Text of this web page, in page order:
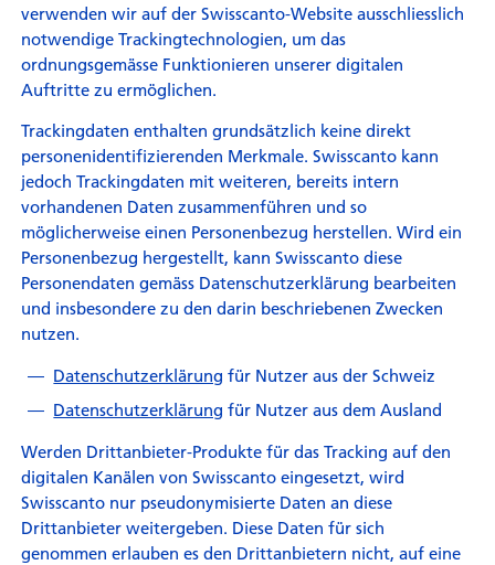
verwenden wir auf der Swisscanto-Website ausschliesslich
notwendige Trackingtechnologien, um das
ordnungsgemässe Funktionieren unserer digitalen
Auftritte zu ermöglichen.
Trackingdaten enthalten grundsätzlich keine direkt
personenidentifizierenden Merkmale. Swisscanto kann
jedoch Trackingdaten mit weiteren, bereits intern
vorhandenen Daten zusammenführen und so
möglicherweise einen Personenbezug herstellen. Wird ein
Personenbezug hergestellt, kann Swisscanto diese
Personendaten gemäss Datenschutzerklärung bearbeiten
und insbesondere zu den darin beschriebenen Zwecken
nutzen.
Datenschutzerklärung für Nutzer aus der Schweiz
Datenschutzerklärung für Nutzer aus dem Ausland
Werden Drittanbieter-Produkte für das Tracking auf den
digitalen Kanälen von Swisscanto eingesetzt, wird
Swisscanto nur pseudonymisierte Daten an diese
Drittanbieter weitergeben. Diese Daten für sich
genommen erlauben es den Drittanbietern nicht, auf eine